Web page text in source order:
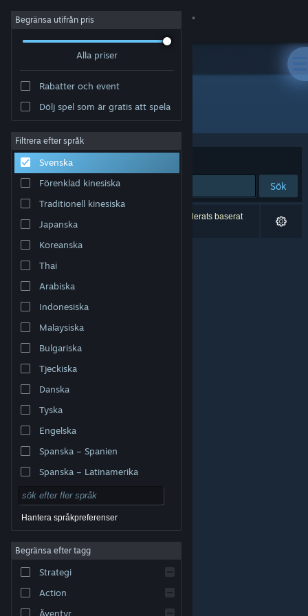
Logga in
Om
Support
Byt språk
Skaffa Steams mobilapp
Se skrivbordswebbplats
varumärken tillhör respektive ägare i USA och andra
Tillgänglighet
Återbetalningar|
Begränsa utifrån pris
Alla priser
Rabatter och event
Dölj spel som är gratis att spela
Filtrera efter språk
Svenska
Förenklad kinesiska
Traditionell kinesiska
Japanska
Koreanska
Thai
Arabiska
Indonesiska
Malaysiska
Bulgariska
Tjeckiska
Danska
Tyska
Engelska
Spanska – Spanien
Spanska – Latinamerika
Hantera språkpreferenser
Begränsa efter tagg
Strategi
Action
Äventyr
Utvecklare: SukeraSparo
Sortera efter Relevans
Sök
0 träffar matchade din sökning. 3 titlar har exkluderats baserat
på dina preferenser.